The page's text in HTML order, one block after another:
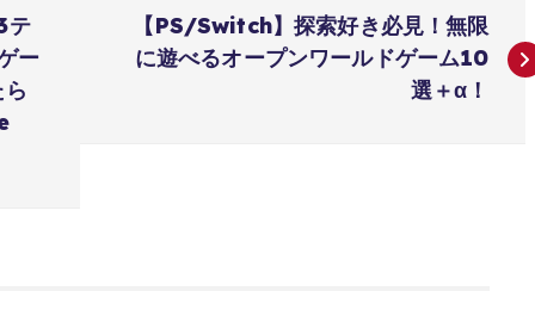
テ
ー
【PS/Switch】探索好き必見！無限
に遊べるオープンワールドゲーム10
選＋α！